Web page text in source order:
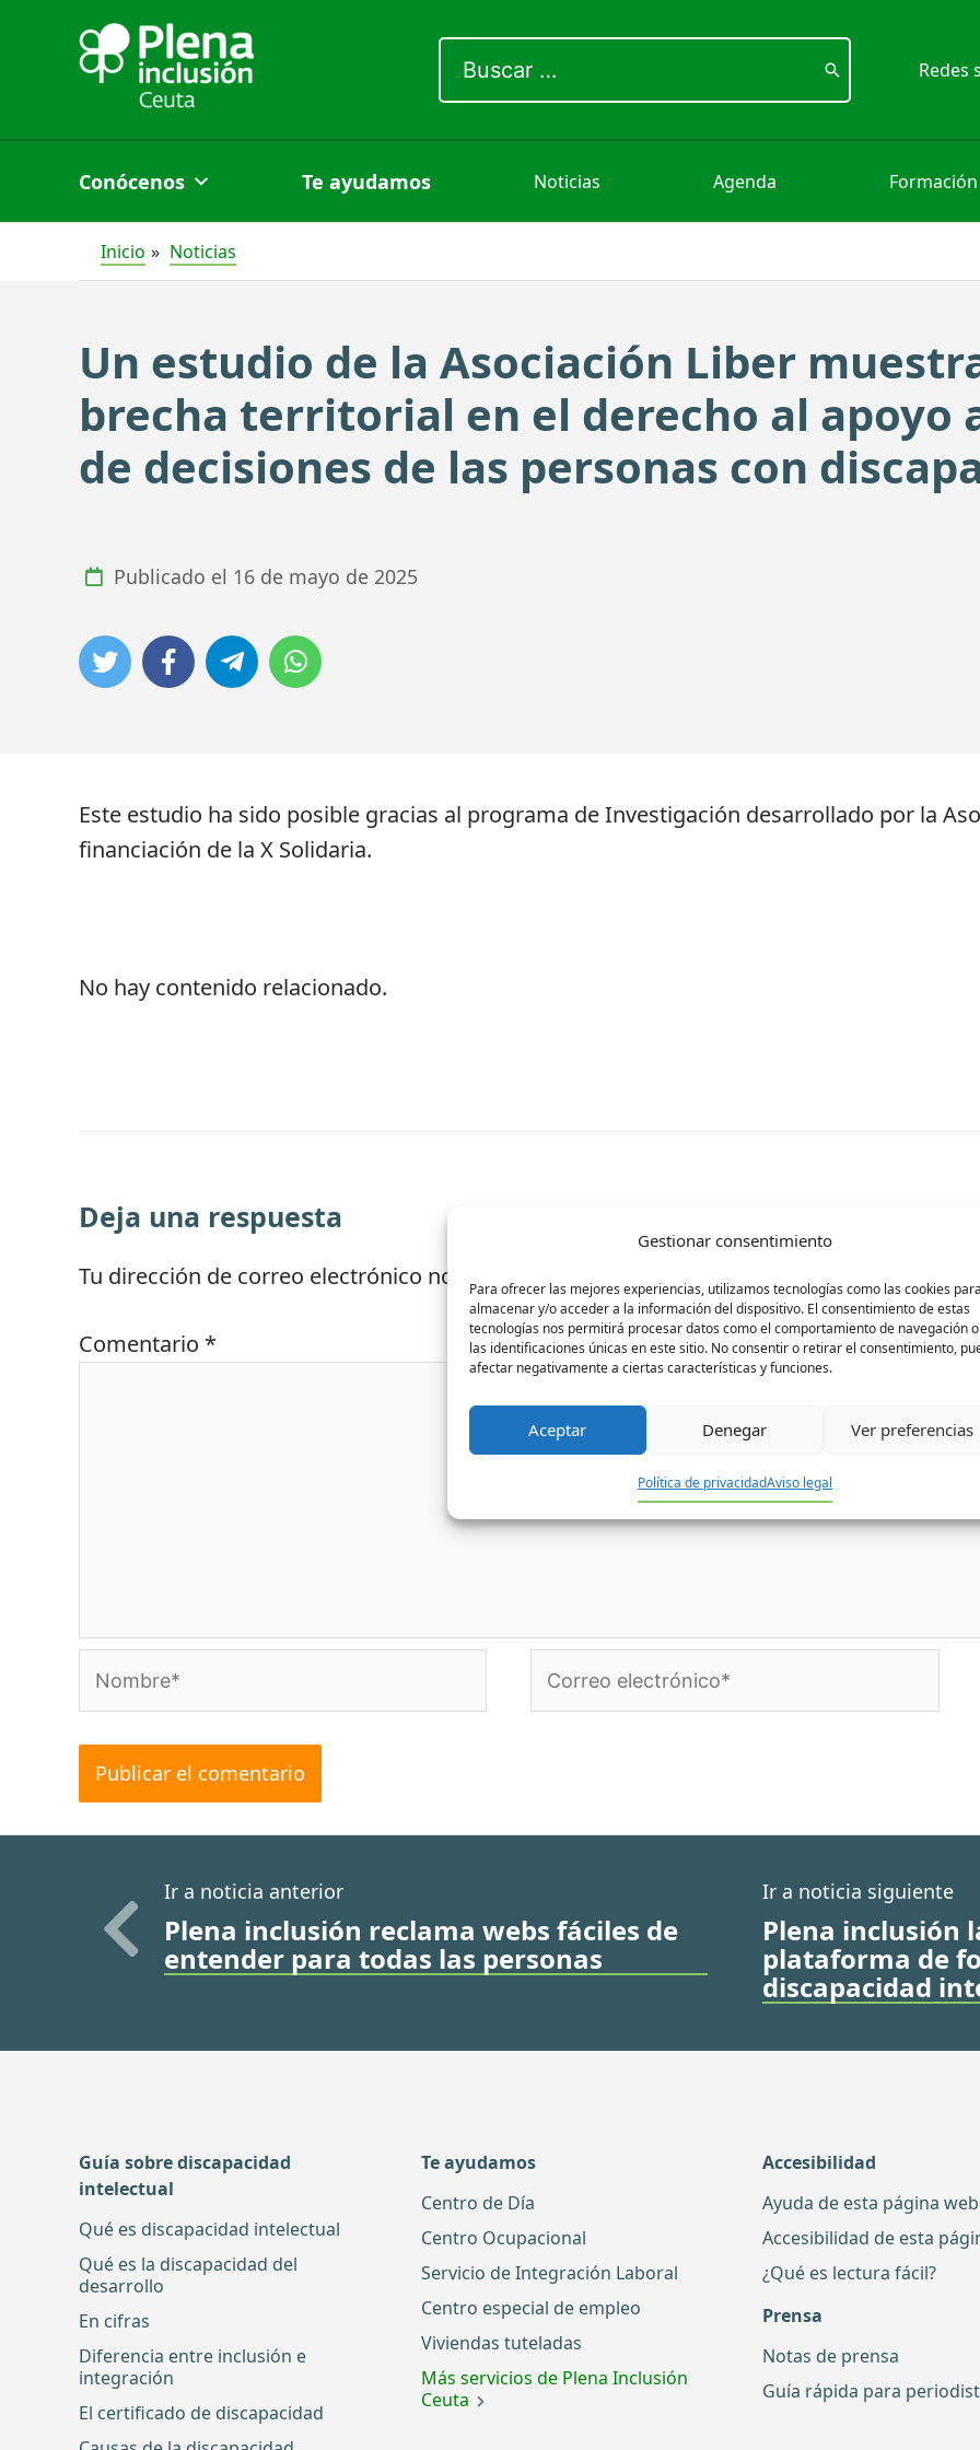
Gestionar consentimiento
Para ofrecer las mejores experiencias, utilizamos tecnologías como las cookies para
almacenar y/o acceder a la información del dispositivo. El consentimiento de estas
tecnologías nos permitirá procesar datos como el comportamiento de navegación o
las identificaciones únicas en este sitio. No consentir o retirar el consentimiento,
afectar negativamente a ciertas características y funciones.
Aceptar Denegar Ver preferencias
Política de privacidadAviso legal
contenido
por:
Redes
Conócenos Te ayudamos Noticias Agenda Formación
Inicio Noticias
Un estudio de la Asociación Liber
brecha territorial en el derecho al apoyo
de decisiones de las personas con
Publicado el 16 de mayo de 2025
Este estudio ha sido posible gracias al programa de Investigación desarrollado por la
financiación de la X Solidaria.
No hay contenido relacionado.
Deja una respuesta
Tu dirección de correo electrónico no será publicada. Los campos obligatorios están
Comentario *
Correo
Ir a noticia anterior
Plena inclusión reclama webs fáciles de
entender para todas las personas
Ir a noticia siguiente
Plena inclusión
plataforma de
discapacidad
Guía sobre discapacidad
intelectual
Qué es discapacidad intelectual
Qué es la discapacidad del
desarrollo
En cifras
Diferencia entre inclusión e
integración
El certificado de discapacidad
Te ayudamos
Centro de Día
Centro Ocupacional
Servicio de Integración Laboral
Centro especial de empleo
Viviendas tuteladas
Más servicios de Plena Inclusión
Ceuta
Accesibilidad
Ayuda de esta página web
Accesibilidad de esta
¿Qué es lectura fácil?
Prensa
Notas de prensa
Guía rápida para